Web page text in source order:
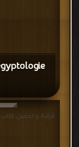
قراءة و تحميل كتاب Legendäre Reisen In Ägypten PDF مجانا